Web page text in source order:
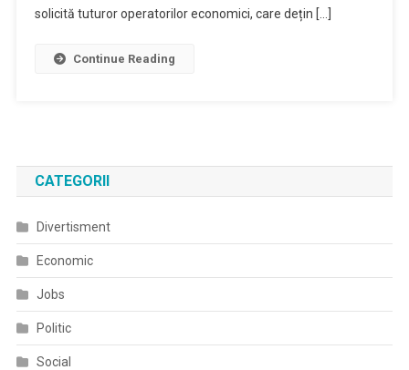
Vin
solicită tuturor operatorilor economici, care dețin […]
Continue Reading
CATEGORII
Divertisment
Economic
Jobs
Politic
Social